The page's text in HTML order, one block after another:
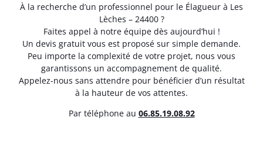
À la recherche d’un professionnel pour le Élagueur à Les
Lèches – 24400 ?
Faites appel à notre équipe dès aujourd’hui !
Un devis gratuit vous est proposé sur simple demande.
Peu importe la complexité de votre projet, nous vous
garantissons un accompagnement de qualité.
Appelez-nous sans attendre pour bénéficier d’un résultat
à la hauteur de vos attentes.
Par téléphone au 06.85.19.08.92